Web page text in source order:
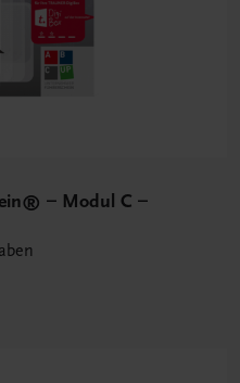
– Modul C –